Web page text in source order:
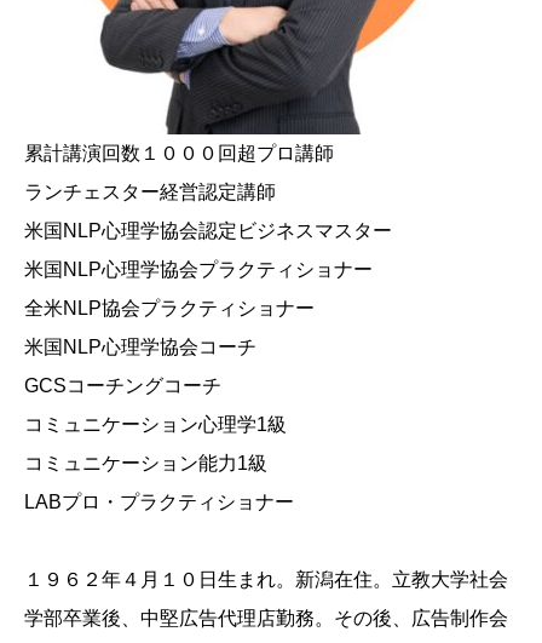
累計講演回数１０００回超プロ講師
ランチェスター経営認定講師
米国NLP心理学協会認定ビジネスマスター
米国NLP心理学協会プラクティショナー
全米NLP協会プラクティショナー
米国NLP心理学協会コーチ
GCSコーチングコーチ
コミュニケーション心理学1級
コミュニケーション能力1級
LABプロ・プラクティショナー
１９６２年４月１０日生まれ。新潟在住。立教大学社会
学部卒業後、中堅広告代理店勤務。その後、広告制作会